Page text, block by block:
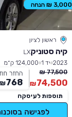
ראשון לציון
קיה סטוניקLX
2023 יד 1
124,000 ק״מ
77,500 ₪
74,500
₪
החזר
768
תוספות לעיסקה
לפגישה
3,000 ₪ הנחה